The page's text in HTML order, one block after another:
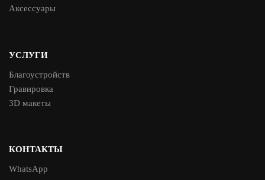
Аксессуары
УСЛУГИ
Благоустройств
Гравировка
3D макеты
КОНТАКТЫ
WhatsApp